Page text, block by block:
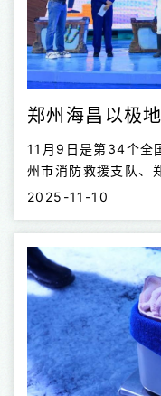
11月9日是第34个全
州市消防救援支队、
举办第三届消防安全
“火焰蓝”与代表海洋
公共安全教育的新路
生命教育融入实景体
教育新范式。 活动当天，郑州海昌特别邀请了《吴参谋
说消防》的主持人，
座，将专业知识转化
解消防安全的重要性
防员一起完成灭火演
2025-11-10